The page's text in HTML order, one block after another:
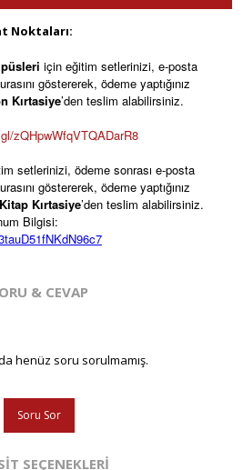
Noktaları:
için eğitim setlerinizi, e-posta
göstererek, ödeme yaptığınız
Kırtasiye’den teslim alabilirsiniz.
zQHpwWfqVTQADarR8
setlerinizi, ödeme sonrası e-posta
göstererek, ödeme yaptığınız
Kitap Kırtasiye’den teslim alabilirsiniz.
Bilgisi:
& CEVAP
henüz soru sorulmamış.
Soru Sor
SEÇENEKLERİ